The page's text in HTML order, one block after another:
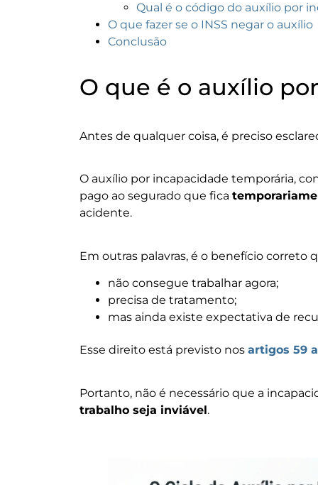
Qual é o código do auxílio por
O que fazer se o INSS negar o auxílio
Conclusão
O que é o auxílio
Antes de qualquer coisa, é preciso
O auxílio por incapacidade temporária,
pago ao segurado que fica
acidente.
Em outras palavras, é o benefício correto
não consegue trabalhar agora;
precisa de tratamento;
mas ainda existe expectativa de
Esse direito está previsto nos artigos 59 a
Portanto, não é necessário que a
trabalho seja inviável.